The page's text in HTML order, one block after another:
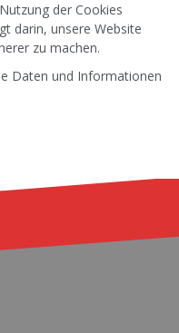
der Cookies
darin, unsere Website
zu machen.
Daten und Informationen